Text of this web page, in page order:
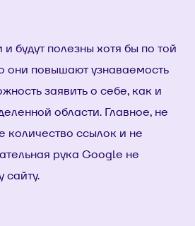
будут полезны хотя бы по той
они повышают узнаваемость
заявить о себе, как и
области. Главное, не
количество ссылок и не
рука Google не
сайту.